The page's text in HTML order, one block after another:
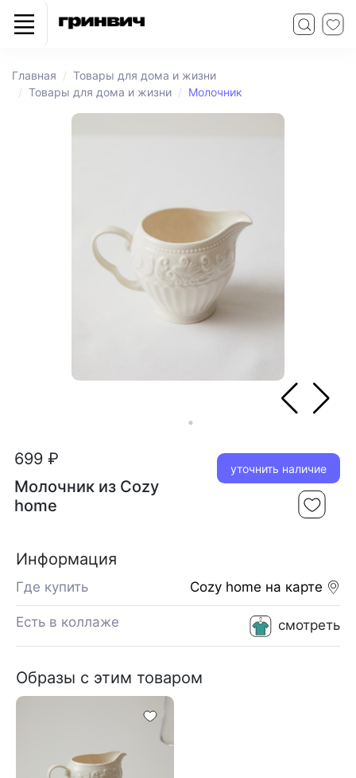
Главная
Товары для дома и жизни
Товары для дома и жизни
Молочник
699 ₽
Молочник из Cozy
home
уточнить наличие
Информация
Cozy home на карте
Где купить
смотреть
Есть в коллаже
Образы с этим товаром